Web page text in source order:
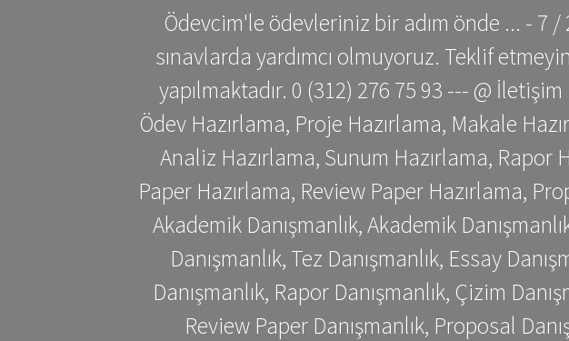
Ödevcim'le ödevleriniz bir adım önde ... - 7
sınavlarda yardımcı olmuyoruz. Teklif
yapılmaktadır. 0 (312) 276 75 93 --- @
Ödev Hazırlama, Proje Hazırlama, Makale
Analiz Hazırlama, Sunum Hazırlama, Rapor
Paper Hazırlama, Review Paper Hazırlama,
Akademik Danışmanlık, Akademik
Danışmanlık, Tez Danışmanlık, Essay
Danışmanlık, Rapor Danışmanlık, Çizim
Review Paper Danışmanlık, Proposal